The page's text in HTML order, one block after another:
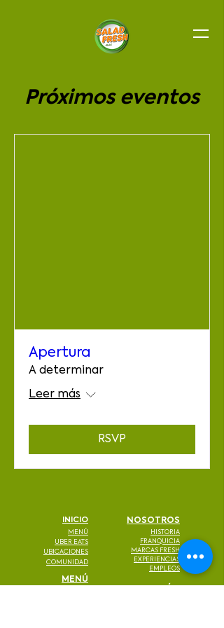
Próximos eventos
Apertura
A determinar
Leer más
RSVP
INICIO
MENÚ
UBER EATS
UBICACIONES
COMUNIDAD
NOSOTROS
HISTORIA
FRANQUICIA
MARCAS FRESH
EXPERIENCIAS
EMPLEOS
MENÚ